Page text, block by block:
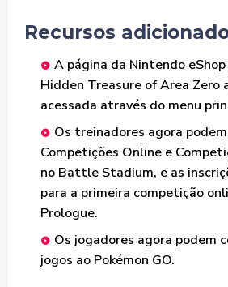
Recursos
A página da Nintendo
Hidden Treasure of Area Zero
acessada através do menu
Os treinadores agora
Competições Online e
no Battle Stadium, e as
para a primeira competição
Prologue.
Os jogadores agora podem
jogos ao Pokémon GO.